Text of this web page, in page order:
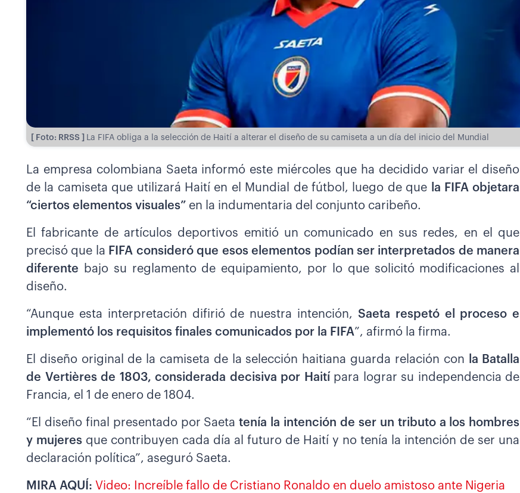
[ Foto: RRSS ] La FIFA obliga a la selección de Haití a alterar el diseño de su camiseta a un día del inicio del Mundial
La empresa colombiana Saeta informó este miércoles que ha decidido variar el diseño
de la camiseta que utilizará Haití en el Mundial de fútbol, luego de que la FIFA objetara
“ciertos elementos visuales” en la indumentaria del conjunto caribeño.
El fabricante de artículos deportivos emitió un comunicado en sus redes, en el que
precisó que la FIFA consideró que esos elementos podían ser interpretados de manera
diferente bajo su reglamento de equipamiento, por lo que solicitó modificaciones al
diseño.
“Aunque esta interpretación difirió de nuestra intención, Saeta respetó el proceso e
implementó los requisitos finales comunicados por la FIFA”, afirmó la firma.
El diseño original de la camiseta de la selección haitiana guarda relación con la Batalla
de Vertières de 1803, considerada decisiva por Haití para lograr su independencia de
Francia, el 1 de enero de 1804.
“El diseño final presentado por Saetatenía la intención de ser un tributo a los hombres
y mujeres que contribuyen cada día al futuro de Haití y no tenía la intención de ser una
declaración política”, aseguró Saeta.
MIRA AQUÍ: Video: Increíble fallo de Cristiano Ronaldo en duelo amistoso ante Nigeria